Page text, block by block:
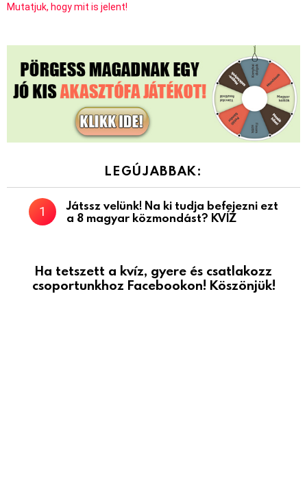
Mutatjuk, hogy mit is jelent!
LEGÚJABBAK:
Játssz velünk! Na ki tudja befejezni ezt
a 8 magyar közmondást? KVÍZ
Ha tetszett a kvíz, gyere és csatlakozz
csoportunkhoz Facebookon! Köszönjük!